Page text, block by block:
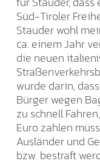
Süd-Tiroler
Stauder wohl
ca. einem Jahr
die neuen
wurde darin,
Bürger wegen
zu schnell
Euro zahlen
Ausländer und
bzw. bestraft